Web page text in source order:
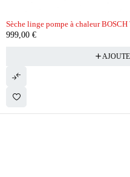
Sèche linge pompe à chaleur
999,00 €